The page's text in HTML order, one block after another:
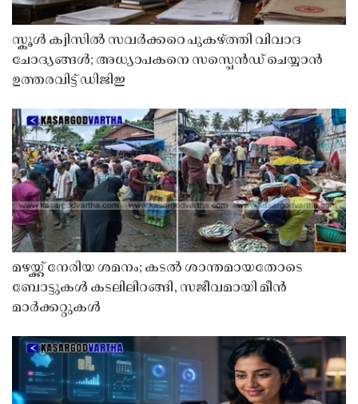
സ്കൂൾ ക്വിസിൽ സവർക്കറെ പുകഴ്ത്തി വിവാദ
ചോദ്യങ്ങൾ; അധ്യാപകനെ സസ്പെൻഡ് ചെയ്യാൻ
ഉത്തരവിട്ട് ഡിജിഇ
മഴയ്ക്ക് നേരിയ ശമനം; കടൽ ശാന്തമായതോടെ
ബോട്ടുകൾ കടലിലിറങ്ങി, സജീവമായി മീൻ
മാർക്കറ്റുകൾ